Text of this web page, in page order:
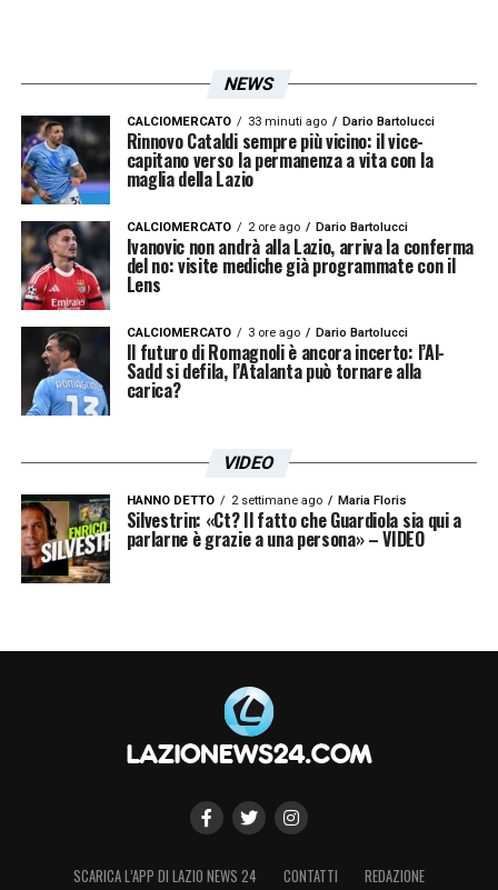
NEWS
CALCIOMERCATO 33 minuti ago Dario Bartolucci
Rinnovo Cataldi sempre più vicino: il vice-
capitano verso la permanenza a vita con la
maglia della Lazio
CALCIOMERCATO 2 ore ago Dario Bartolucci
Ivanovic non andrà alla Lazio, arriva la conferma
del no: visite mediche già programmate con il
Lens
CALCIOMERCATO 3 ore ago Dario Bartolucci
Il futuro di Romagnoli è ancora incerto: l’Al-
Sadd si defila, l’Atalanta può tornare alla
carica?
VIDEO
HANNO DETTO 2 settimane ago Maria Floris
Silvestrin: «Ct? Il fatto che Guardiola sia qui a
parlarne è grazie a una persona» – VIDEO
SCARICA L’APP DI LAZIO NEWS 24 CONTATTI REDAZIONE